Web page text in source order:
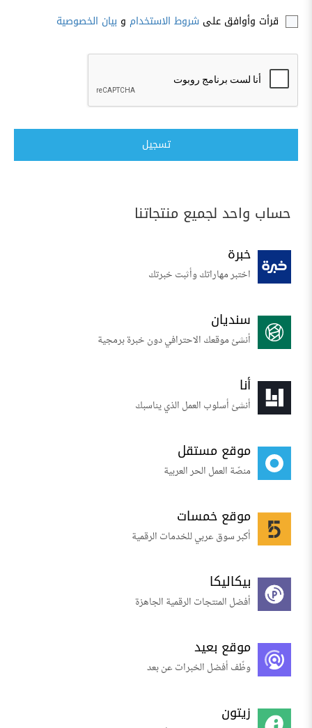
قرأت وأوافق على شروط الاستخدام و بيان الخصوصية
تسجيل
حساب واحد لجميع منتجاتنا
خبرة
اختبر مهاراتك وأثبت خبرتك
سنديان
أنشئ موقعك الاحترافي دون خبرة برمجية
أنا
أنشئ أسلوب العمل الذي يناسبك
موقع مستقل
منصّة العمل الحر العربية
موقع خمسات
أكبر سوق عربي للخدمات الرقمية
بيكاليكا
أفضل المنتجات الرقمية الجاهزة
موقع بعيد
وظّف أفضل الخبرات عن بعد
زيتون